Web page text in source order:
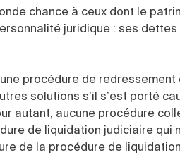
chance à ceux dont le
juridique : ses
procédure de
solutions s’il s’est porté
autant, aucune procédure
de liquidation judiciaire qui
de la procédure de